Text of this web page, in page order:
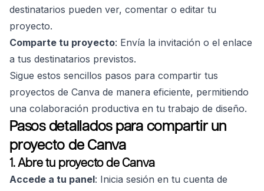
destinatarios pueden ver, comentar o editar tu
proyecto.
Comparte tu proyecto: Envía la invitación o el enlace
a tus destinatarios previstos.
Sigue estos sencillos pasos para compartir tus
proyectos de Canva de manera eficiente, permitiendo
una colaboración productiva en tu trabajo de diseño.
Pasos detallados para compartir un
proyecto de Canva
1. Abre tu proyecto de Canva
Accede a tu panel: Inicia sesión en tu cuenta de